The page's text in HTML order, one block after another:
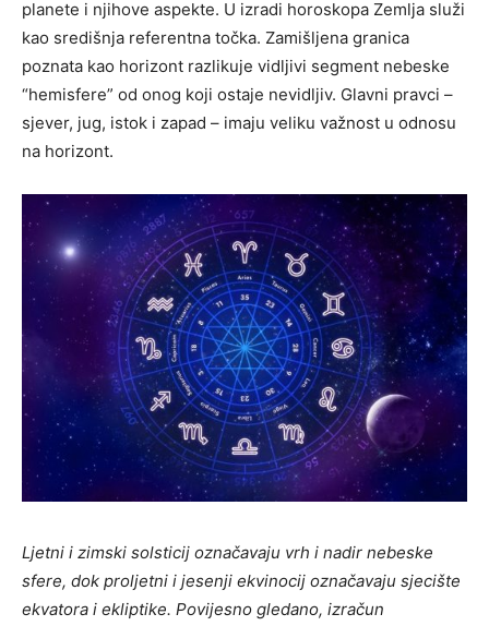
planete i njihove aspekte. U izradi horoskopa Zemlja služi
kao središnja referentna točka. Zamišljena granica
poznata kao horizont razlikuje vidljivi segment nebeske
“hemisfere” od onog koji ostaje nevidljiv. Glavni pravci –
sjever, jug, istok i zapad – imaju veliku važnost u odnosu
na horizont.
Ljetni i zimski solsticij označavaju vrh i nadir nebeske
sfere, dok proljetni i jesenji ekvinocij označavaju sjecište
ekvatora i ekliptike. Povijesno gledano, izračun